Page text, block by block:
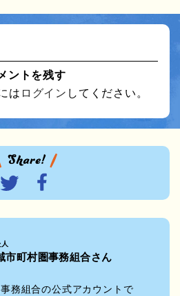
ントを残す
は ログイン してください。
市町村圏事務組合さん
務組合の公式アカウントで